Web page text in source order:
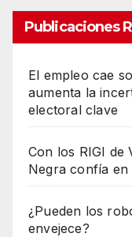
Publicaciones
El empleo cae
aumenta la
electoral clave
Con los RIGI de
Negra confía
¿Pueden los
envejece?